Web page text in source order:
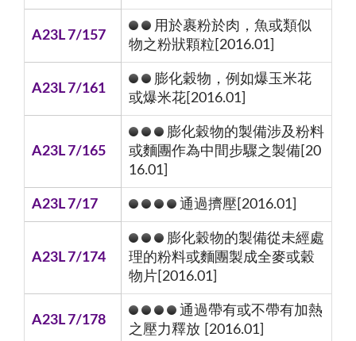
A23L 7/157
用於裹粉於肉，魚或類似
物之粉狀顆粒[2016.01]
A23L 7/161
膨化穀物，例如爆玉米花
或爆米花[2016.01]
A23L 7/165
膨化穀物的製備涉及粉料
或麵團作為中間步驟之製備[20
16.01]
A23L 7/17 通過擠壓[2016.01]
A23L 7/174
膨化穀物的製備從未經處
理的粉料或麵團製成全麥或穀
物片[2016.01]
A23L 7/178
通過帶有或不帶有加熱
之壓力釋放 [2016.01]